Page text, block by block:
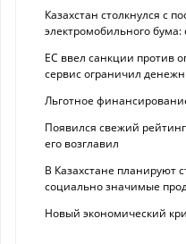
Казахстан столкнулся с
электромобильного бума:
ЕС ввел санкции против
сервис ограничил
Льготное
Появился свежий
его возглавил
В Казахстане планируют
социально значимые
Новый экономический